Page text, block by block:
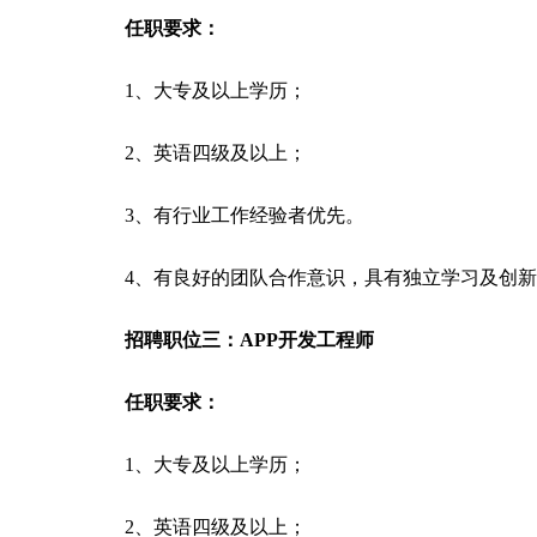
任职要求：
1、大专及以上学历；
2、英语四级及以上；
3、有行业工作经验者优先。
4、有良好的团队合作意识，具有独立学习及创
招聘职位三：APP开发工程师
任职要求：
1、大专及以上学历；
2、英语四级及以上；